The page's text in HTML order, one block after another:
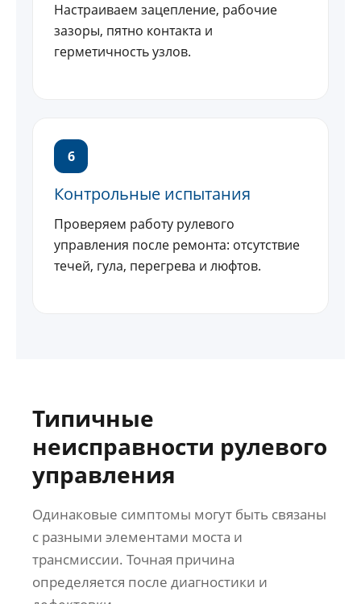
Настраиваем зацепление, рабочие
зазоры, пятно контакта и
герметичность узлов.
6
Контрольные испытания
Проверяем работу рулевого
управления после ремонта: отсутствие
течей, гула, перегрева и люфтов.
Типичные
неисправности рулевого
управления
Одинаковые симптомы могут быть связаны
с разными элементами моста и
трансмиссии. Точная причина
определяется после диагностики и